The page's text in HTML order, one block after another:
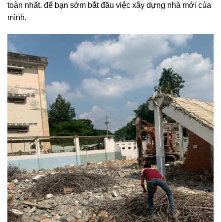
toàn nhất. để bạn sớm bắt đầu việc xây dựng nhà mới của
mình.